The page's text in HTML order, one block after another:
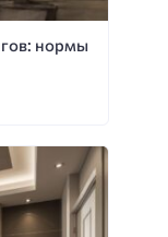
нормы